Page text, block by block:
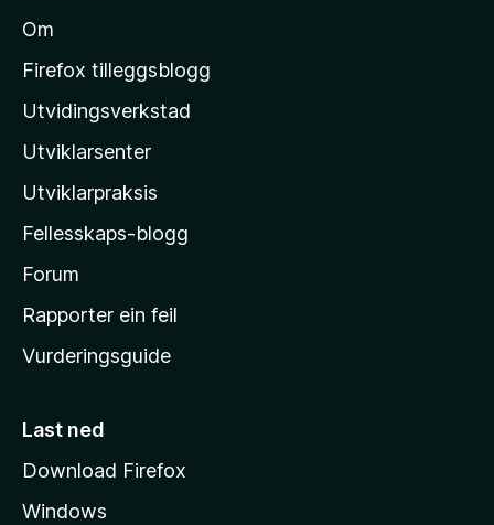
M
o
l
l
-
h
e
m
s
d
a
Om
Firefox tilleggsblogg
Utvidingsverkstad
Utviklarsenter
Utviklarpraksis
Fellesskaps-blogg
Forum
Rapporter ein feil
Vurderingsguide
Last ned
Download Firefox
Windows